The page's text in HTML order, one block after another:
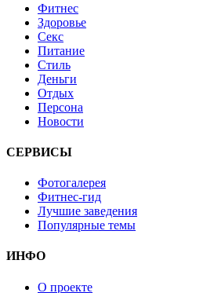
Фитнес
Здоровье
Секс
Питание
Стиль
Деньги
Отдых
Персона
Новости
СЕРВИСЫ
Фотогалерея
Фитнес-гид
Лучшие заведения
Популярные темы
ИНФО
О проекте